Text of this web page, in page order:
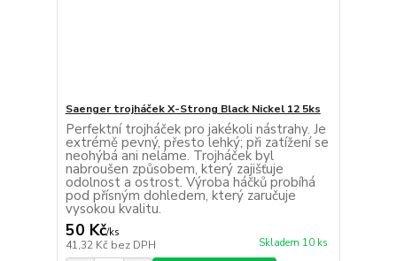
Saenger trojháček X-Strong Black Nickel 12 5ks
Perfektní trojháček pro jakékoli nástrahy. Je
extrémě pevný, přesto lehký; při zatížení se
neohýbá ani neláme. Trojháček byl
nabroušen způsobem, který zajišťuje
odolnost a ostrost. Výroba háčků probíhá
pod přísným dohledem, který zaručuje
vysokou kvalitu.
50 Kč/ks
41,32 Kč bez DPH Skladem 10 ks